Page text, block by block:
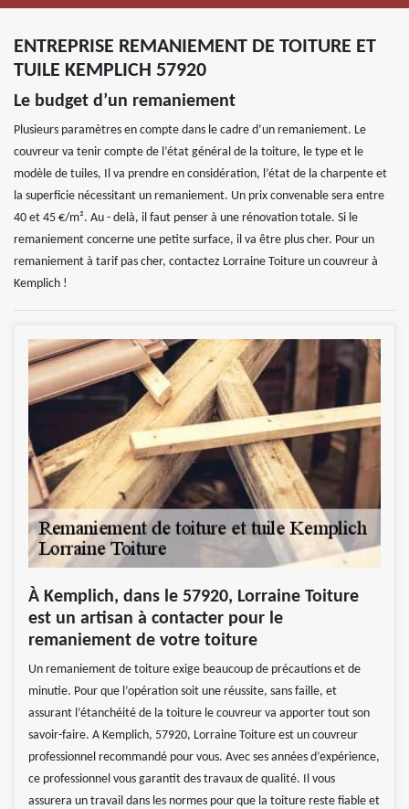
ENTREPRISE REMANIEMENT DE TOITURE ET
TUILE KEMPLICH 57920
Le budget d’un remaniement
Plusieurs paramètres en compte dans le cadre d’un remaniement. Le
couvreur va tenir compte de l’état général de la toiture, le type et le
modèle de tuiles, Il va prendre en considération, l’état de la charpente et
la superficie nécessitant un remaniement. Un prix convenable sera entre
40 et 45 €/m². Au - delà, il faut penser à une rénovation totale. Si le
remaniement concerne une petite surface, il va être plus cher. Pour un
remaniement à tarif pas cher, contactez Lorraine Toiture un couvreur à
Kemplich !
À Kemplich, dans le 57920, Lorraine Toiture
est un artisan à contacter pour le
remaniement de votre toiture
Un remaniement de toiture exige beaucoup de précautions et de
minutie. Pour que l’opération soit une réussite, sans faille, et
assurant l’étanchéité de la toiture le couvreur va apporter tout son
savoir-faire. A Kemplich, 57920, Lorraine Toiture est un couvreur
professionnel recommandé pour vous. Avec ses années d’expérience,
ce professionnel vous garantit des travaux de qualité. Il vous
assurera un travail dans les normes pour que la toiture reste fiable et